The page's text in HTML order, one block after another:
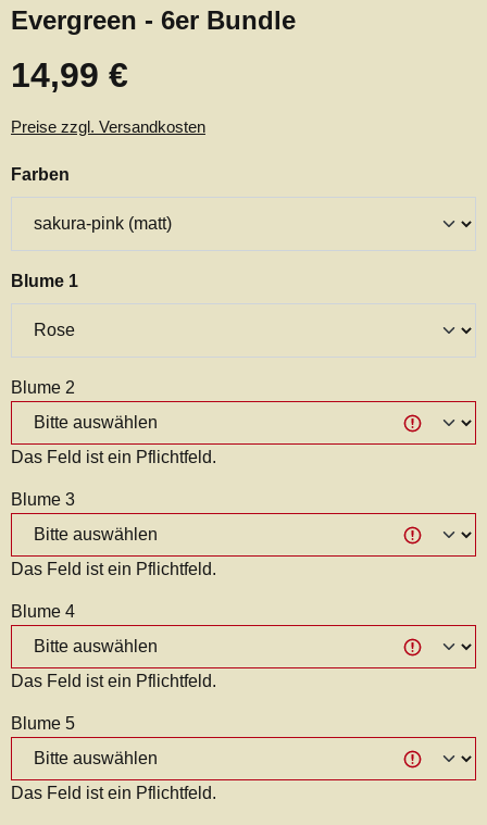
Evergreen - 6er Bundle
Regulärer Preis:
14,99 €
Preise zzgl. Versandkosten
Farben
Blume 1
Blume 2
Das Feld ist ein Pflichtfeld.
Blume 3
Das Feld ist ein Pflichtfeld.
Blume 4
Das Feld ist ein Pflichtfeld.
Blume 5
Das Feld ist ein Pflichtfeld.